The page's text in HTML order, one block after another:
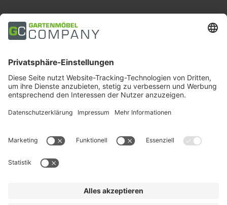
Zahlungsarten
Soziale Medien